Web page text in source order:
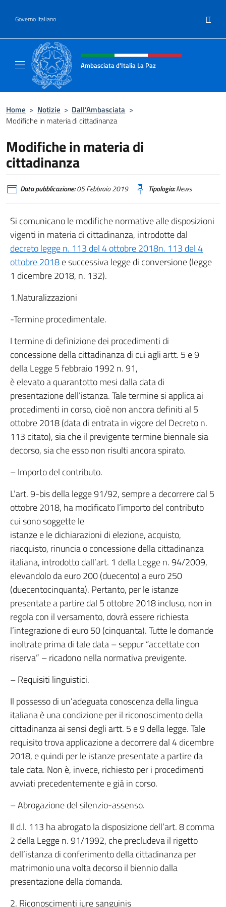
Governo Italiano IT
Intestazione sito, social e menù
Ambasciata d'Italia La Paz
Home > Notizie > Dall’Ambasciata >
Modifiche in materia di cittadinanza
Modifiche in materia di
cittadinanza
Data pubblicazione:05 Febbraio 2019 Tipologia:News
Si comunicano le modifiche normative alle disposizioni
vigenti in materia di cittadinanza, introdotte dal
decreto legge n. 113 del 4 ottobre 2018n. 113 del 4
ottobre 2018e successiva legge di conversione (legge
1 dicembre 2018, n. 132).
1.Naturalizzazioni
-Termine procedimentale.
I termine di definizione dei procedimenti di
concessione della cittadinanza di cui agli artt. 5 e 9
della Legge 5 febbraio 1992 n. 91,
è elevato a quarantotto mesi dalla data di
presentazione dell’istanza. Tale termine si applica ai
procedimenti in corso, cioè non ancora definiti al 5
ottobre 2018 (data di entrata in vigore del Decreto n.
113 citato), sia che il previgente termine biennale sia
decorso, sia che esso non risulti ancora spirato.
– Importo del contributo.
L’art. 9-bis della legge 91/92, sempre a decorrere dal 5
ottobre 2018, ha modificato l’importo del contributo
cui sono soggette le
istanze e le dichiarazioni di elezione, acquisto,
riacquisto, rinuncia o concessione della cittadinanza
italiana, introdotto dall’art. 1 della Legge n. 94/2009,
elevandolo da euro 200 (duecento) a euro 250
(duecentocinquanta). Pertanto, per le istanze
presentate a partire dal 5 ottobre 2018 incluso, non in
regola con il versamento, dovrà essere richiesta
l’integrazione di euro 50 (cinquanta). Tutte le domande
inoltrate prima di tale data – seppur “accettate con
riserva” – ricadono nella normativa previgente.
– Requisiti linguistici.
Il possesso di un’adeguata conoscenza della lingua
italiana è una condizione per il riconoscimento della
cittadinanza ai sensi degli artt. 5 e 9 della legge. Tale
requisito trova applicazione a decorrere dal 4 dicembre
2018, e quindi per le istanze presentate a partire da
tale data. Non è, invece, richiesto per i procedimenti
avviati precedentemente e già in corso.
– Abrogazione del silenzio-assenso.
Il d.l. 113 ha abrogato la disposizione dell’art. 8 comma
2 della Legge n. 91/1992, che precludeva il rigetto
dell’istanza di conferimento della cittadinanza per
matrimonio una volta decorso il biennio dalla
presentazione della domanda.
2. Riconoscimenti iure sanguinis